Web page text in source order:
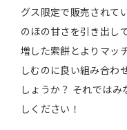
グス限定で販売されて
のほの甘さを引き出し
増した索餅とよりマッ
しむのに良い組み合わ
しょうか？ それでは
しください！